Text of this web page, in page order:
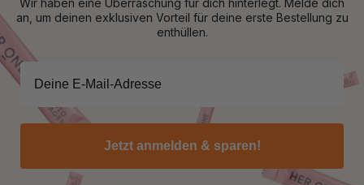
Wir haben eine Überraschung für dich hinterlegt. Melde dich
an, um deinen exklusiven Vorteil für deine erste Bestellung zu
enthüllen.
Jetzt anmelden & sparen!